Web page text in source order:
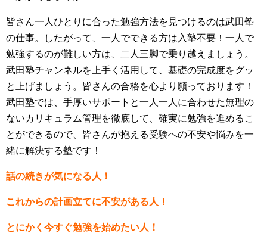
皆さん一人ひとりに合った勉強方法を見つけるのは武田塾
の仕事。したがって、一人でできる方は入塾不要！一人で
勉強するのが難しい方は、二人三脚で乗り越えましょう。
武田塾チャンネルを上手く活用して、基礎の完成度をグッ
と上げましょう。皆さんの合格を心より願っております！
武田塾では、手厚いサポートと一人一人に合わせた無理の
ないカリキュラム管理を徹底して、確実に勉強を進めるこ
とができるので、皆さんが抱える受験への不安や悩みを一
緒に解決する塾です！
話の続きが気になる人！
これからの計画立てに不安がある人！
とにかく今すぐ勉強を始めたい人！